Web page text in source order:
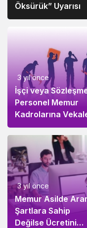
Öksürük” Uyarısı
3 yıl önce
İşçi veya
Personel Memur
Kadrolarına
Edemez!
3 yıl önce
Memur Asilde
Şartlara Sahip
Değilse Ücretini